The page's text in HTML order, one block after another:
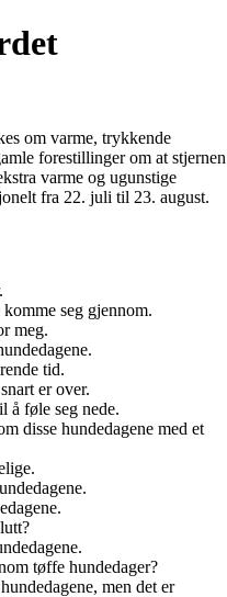
om varme, trykkende
forestillinger om at stjernen
varme og ugunstige
fra 22. juli til 23. august.
seg gjennom.
meg.
tid.
er over.
å føle seg nede.
disse hundedagene med et
tøffe hundedager?
men det er